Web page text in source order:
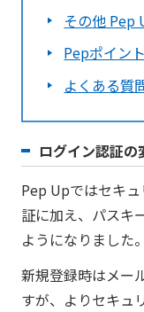
その他 Pep
Pepポイン
よくある質
ログイン認証の
Pep Upではセキ
証に加え、パスキ
ようになりました。
新規登録時はメー
すが、よりセキュ